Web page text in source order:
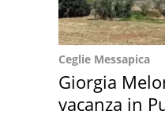
Ceglie Messapica
Giorgia
vacanza in